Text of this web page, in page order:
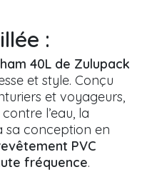
:
40L de Zulupack
et style. Conçu
et voyageurs,
l’eau, la
sa conception en
PVC
fréquence.